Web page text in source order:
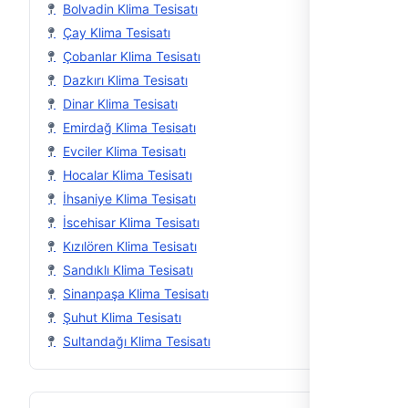
Bolvadin Klima Tesisatı
Çay Klima Tesisatı
Çobanlar Klima Tesisatı
Dazkırı Klima Tesisatı
Dinar Klima Tesisatı
Emirdağ Klima Tesisatı
Evciler Klima Tesisatı
Hocalar Klima Tesisatı
İhsaniye Klima Tesisatı
İscehisar Klima Tesisatı
Kızılören Klima Tesisatı
Sandıklı Klima Tesisatı
Sinanpaşa Klima Tesisatı
Şuhut Klima Tesisatı
Sultandağı Klima Tesisatı